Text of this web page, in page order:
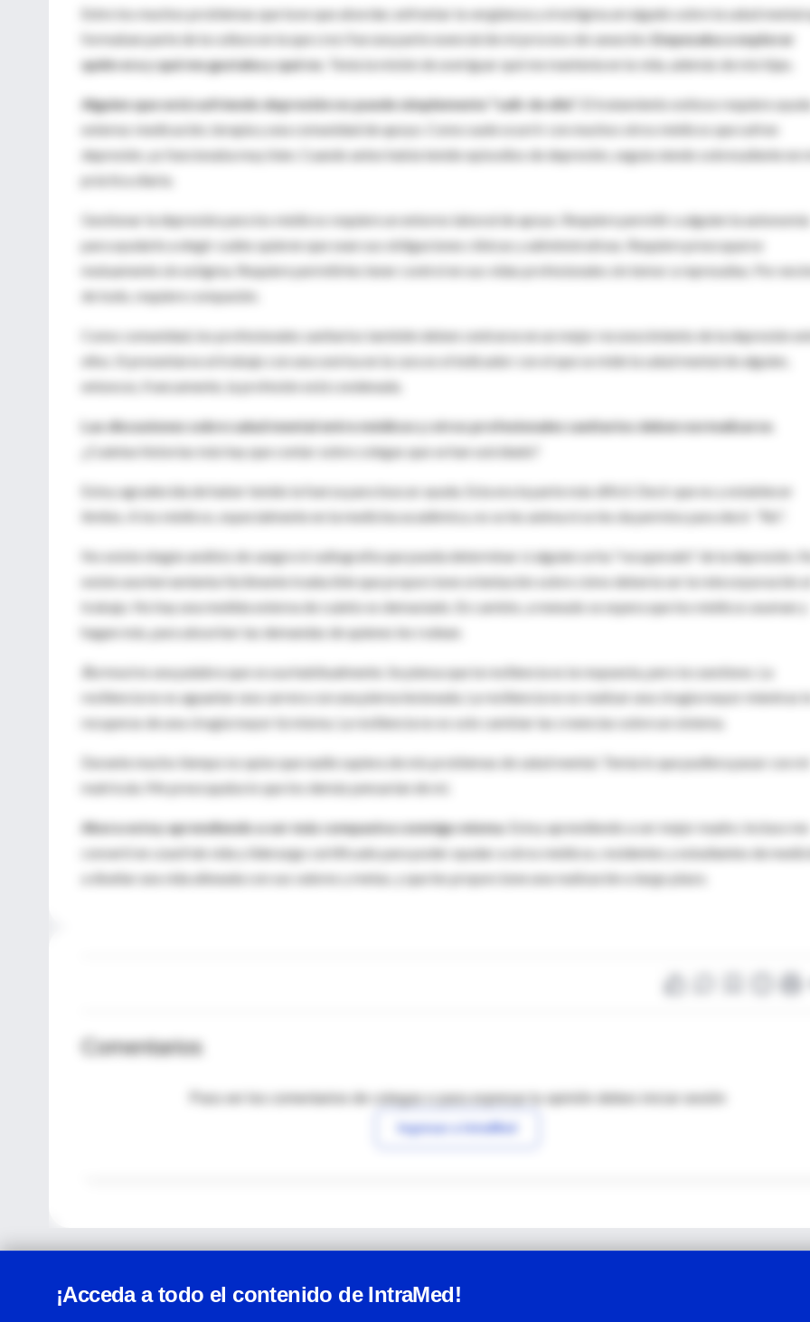
Entre los muchos problemas que tuve que abordar, enfrentar la vergüenza y el estigma arraigado sobre la salud mental
formaban parte de la cultura en la que crecí fue una parte esencial de mi proceso de sanación.
Empezaba a explorar
quién era y qué me gustaba y qué no
. Tenía la misión de averiguar qué me mantenía en la vida, además de mis hijas.
Alguien que está sufriendo depresión no puede simplemente "salir de ella".
El tratamiento exitoso requiere ayuda
externa: medicación, terapia y una comunidad de apoyo. Como suele ocurrir con muchos otros médicos que sufren
depresión, yo funcionaba muy bien. Cuando antes había tenido episodios de depresión, seguía siendo sobresaliente en
práctica diaria.
Gestionar la depresión para los médicos requiere un entorno laboral de apoyo. Requiere permitir a alguien la autonomía
para ayudarle a elegir cuáles quieren que sean sus obligaciones clínicas y administrativas. Requiere preocuparse
mutuamente sin estigma. Requiere permitirles tener control en sus vidas profesionales sin temor a represalias. Por
de todo, requiere compasión.
Como comunidad, los profesionales sanitarios también deben centrarse en un mejor reconocimiento de la depresión
ellos. Si presentarse al trabajo con una sonrisa en la cara es el indicador con el que se mide la salud mental de alguien,
entonces, francamente, la profesión está condenada.
Las discusiones sobre salud mental entre médicos y otros profesionales sanitarios deben normalizarse
¿Cuántas historias más hay que contar sobre colegas que se han suicidado?
Estoy agradecida de haber tenido la fuerza para buscar ayuda. Esta era la parte más difícil. Decir que no y establecer
límites. A los médicos, especialmente en la medicina académica, no se les anima ni se les da permiso para decir
"No"
No existe ningún análisis de sangre ni radiografía que pueda determinar si alguien se ha "recuperado" de la depresión.
existe una herramienta fácilmente traducible que proporcione orientación sobre cómo debería ser la reincorporación al
trabajo. No hay una medida externa de cuánto es demasiado. En cambio, a menudo se espera que los médicos asuman y
hagan más, para absorber las demandas de quienes les rodean.
Burnoutes una palabra que se usa habitualmente. Se piensa que la resiliencia es la respuesta, pero la cuestiono. La
resiliencia no es aguantar una carrera con una pierna lesionada. La resiliencia no es realizar una cirugía mayor mientras te
recuperas de una cirugía mayor tú misma. La resiliencia no es solo cambiar las creencias sobre un sistema.
Durante mucho tiempo no quise que nadie supiera de mis problemas de salud mental. Temía lo que pudiera pasar con mi
matrícula. Me preocupaba lo que los demás pensarían de mí.
Ahora estoy aprendiendo a ser más compasiva conmigo misma. Estoy aprendiendo a ser mejor madre. Incluso me
convertí en
coach de vida y liderazgo certificado para poder ayudar a otros médicos, residentes y estudiantes de
a diseñar una vida alineada con sus valores y metas, y que les proporcione una realización a largo plazo.
Comentarios
Para ver los comentarios de colegas o para expresar tu opinión debes iniciar sesión
Ingresar a IntraMed
¡Acceda a todo el contenido de IntraMed!